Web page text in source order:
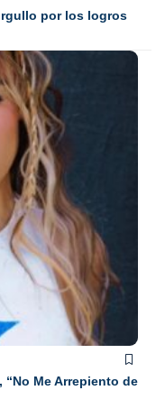
por los logros
Me Arrepiento de